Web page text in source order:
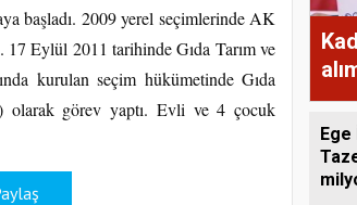
başladı. 2009 yerel seçimlerinde AK
Eylül 2011 tarihinde Gıda Tarım ve
kurulan seçim hükümetinde Gıda
olarak görev yaptı. Evli ve 4 çocuk
Ege